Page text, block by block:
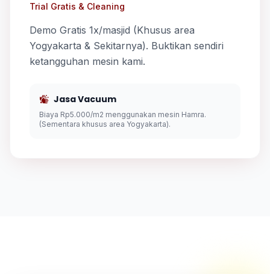
Trial Gratis & Cleaning
Demo Gratis 1x/masjid (Khusus area
Yogyakarta & Sekitarnya). Buktikan sendiri
ketangguhan mesin kami.
Jasa Vacuum
Biaya Rp5.000/m2 menggunakan mesin Hamra.
(Sementara khusus area Yogyakarta).